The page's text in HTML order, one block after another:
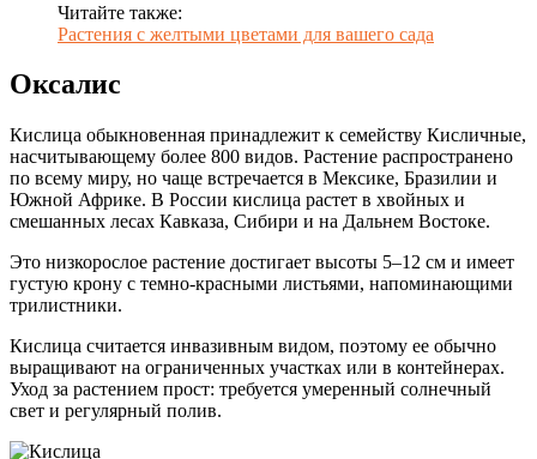
Читайте также:
Растения с желтыми цветами для вашего сада
Оксалис
Кислица обыкновенная принадлежит к семейству Кисличные,
насчитывающему более 800 видов. Растение распространено
по всему миру, но чаще встречается в Мексике, Бразилии и
Южной Африке. В России кислица растет в хвойных и
смешанных лесах Кавказа, Сибири и на Дальнем Востоке.
Это низкорослое растение достигает высоты 5–12 см и имеет
густую крону с темно-красными листьями, напоминающими
трилистники.
Кислица считается инвазивным видом, поэтому ее обычно
выращивают на ограниченных участках или в контейнерах.
Уход за растением прост: требуется умеренный солнечный
свет и регулярный полив.